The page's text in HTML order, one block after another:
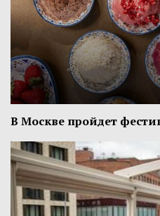
В Москве пройдет